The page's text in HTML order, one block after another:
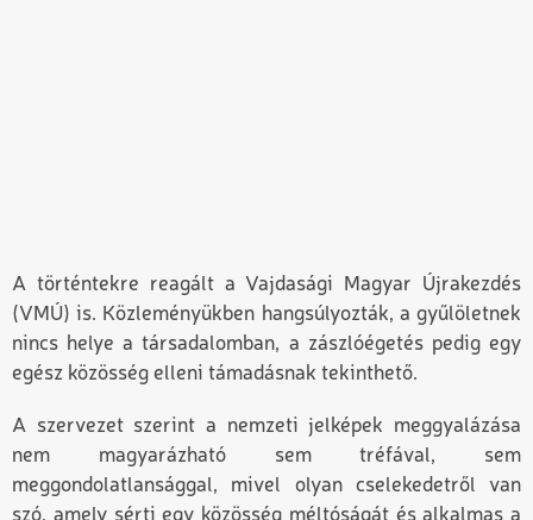
A történtekre reagált a Vajdasági Magyar Újrakezdés
(VMÚ) is. Közleményükben hangsúlyozták, a gyűlöletnek
nincs helye a társadalomban, a zászlóégetés pedig egy
egész közösség elleni támadásnak tekinthető.
A szervezet szerint a nemzeti jelképek meggyalázása
nem magyarázható sem tréfával, sem
meggondolatlansággal, mivel olyan cselekedetről van